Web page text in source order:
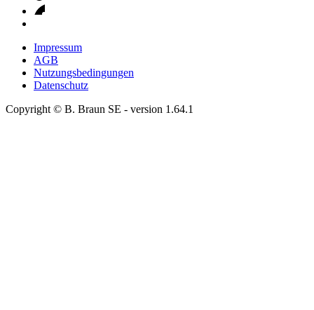
Impressum
AGB
Nutzungsbedingungen
Datenschutz
Copyright © B. Braun SE - version 1.64.1